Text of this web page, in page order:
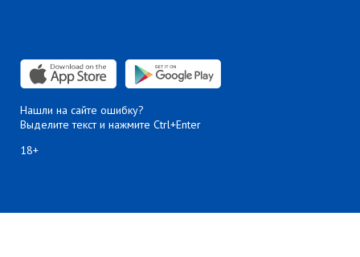
Нашли на сайте ошибку?
Выделите текст и нажмите Ctrl+Enter
18+